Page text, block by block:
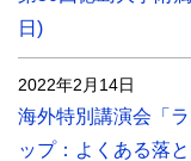
日)
2022年2月14日
海外特別講演会「
ップ：よくある落